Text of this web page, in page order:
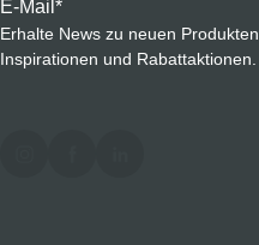
E-Mail*
Erhalte News zu neuen Produkten,
Inspirationen und Rabattaktionen.